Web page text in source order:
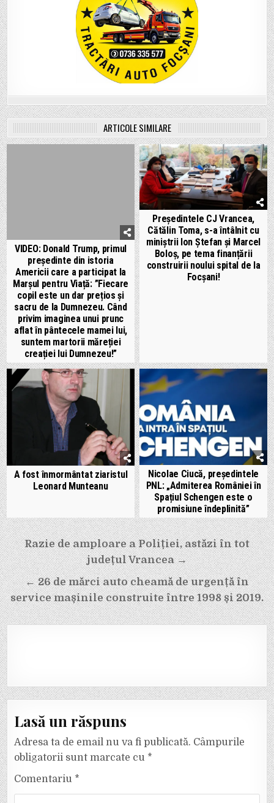
ARTICOLE SIMILARE
VIDEO: Donald Trump, primul
președinte din istoria
Americii care a participat la
Marșul pentru Viață: ”Fiecare
copil este un dar prețios și
sacru de la Dumnezeu. Când
privim imaginea unui prunc
aflat în pântecele mamei lui,
suntem martorii măreției
creației lui Dumnezeu!”
Președintele CJ Vrancea,
Cătălin Toma, s-a întâlnit cu
miniștrii Ion Ștefan și Marcel
Boloș, pe tema finanțării
construirii noului spital de la
Focșani!
A fost înmormântat ziaristul
Leonard Munteanu
Nicolae Ciucă, președintele
PNL: „Admiterea României în
Spațiul Schengen este o
promisiune îndeplinită”
Navigare
în
articole
Razie de amploare a Poliției, astăzi în tot
județul Vrancea →
← 26 de mărci auto cheamă de urgență în
service mașinile construite între 1998 și 2019.
Lasă un răspuns
Adresa ta de email nu va fi publicată. Câmpurile
obligatorii sunt marcate cu *
Comentariu *